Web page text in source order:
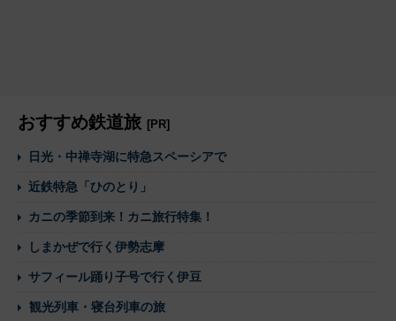
おすすめ鉄道旅 [PR]
日光・中禅寺湖に特急スペーシアで
近鉄特急「ひのとり」
カニの季節到来！カニ旅行特集！
しまかぜで行く伊勢志摩
サフィール踊り子号で行く伊豆
観光列車・寝台列車の旅